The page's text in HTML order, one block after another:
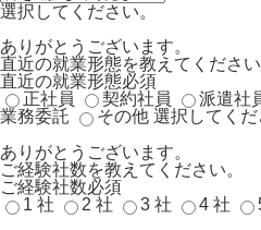
選択してください。
ありがとうございます。
直近の就業形態を教えてください
直近の就業形態必須
正社員
契約社員 派遣社
業務委託
その他 選択してくだ
ありがとうございます。
ご経験社数を教えてください。
ご経験社数必須
1 社
2 社 3 社 4 社